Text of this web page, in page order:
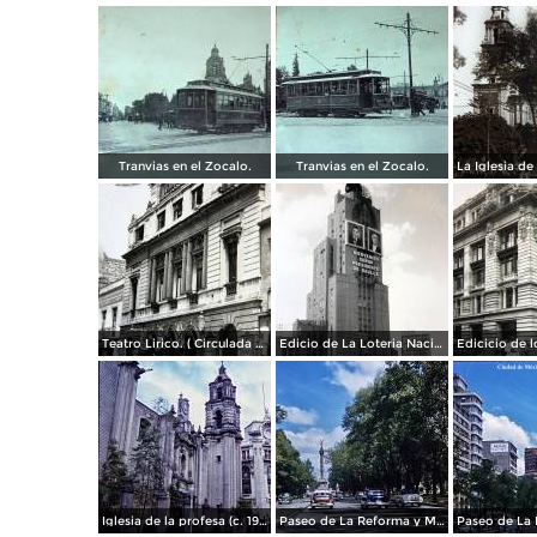
Tranvias en el Zocalo. Tranvias en el Zocalo.
Teatro Lirico. ( Circulada el 1 de Agosto de 1926 ). Edicio de La Loteria Nacional Ciudad de México Abril de 1964
Iglesia de la profesa (c. 1950) Paseo de La Reforma y Mto a La Independencia 1950 Paseo de La